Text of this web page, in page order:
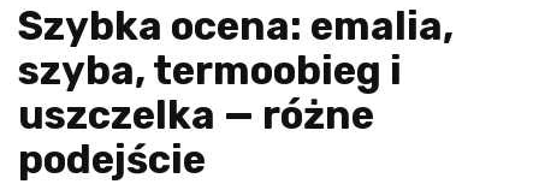
Szybka ocena: emalia,
szyba, termoobieg i
uszczelka — różne
podejście